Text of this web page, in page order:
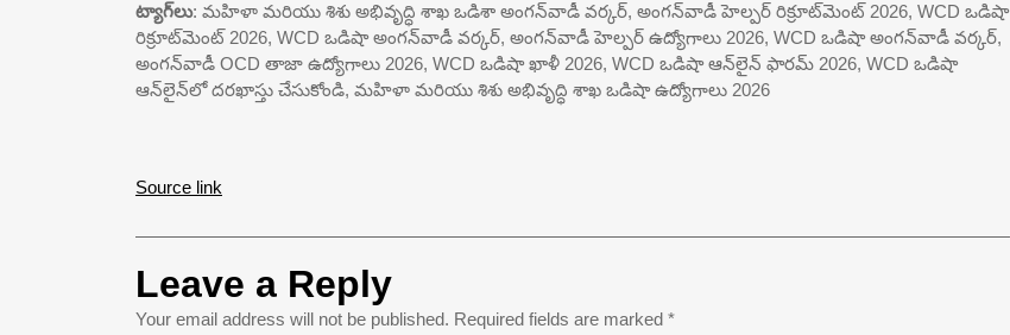
ట్యాగ్‌లు: మహిళా మరియు శిశు అభివృద్ధి శాఖ ఒడిశా అంగన్‌వాడీ వర్కర్, అంగన్‌వాడీ హెల్పర్ రిక్రూట్‌మెంట్ 2026, WCD ఒడిషా
రిక్రూట్‌మెంట్ 2026, WCD ఒడిషా అంగన్‌వాడీ వర్కర్, అంగన్‌వాడీ హెల్పర్ ఉద్యోగాలు 2026, WCD ఒడిషా అంగన్‌వాడీ వర్కర్,
అంగన్‌వాడీ OCD తాజా ఉద్యోగాలు 2026, WCD ఒడిషా ఖాళీ 2026, WCD ఒడిషా ఆన్‌లైన్ ఫారమ్ 2026, WCD ఒడిషా
ఆన్‌లైన్‌లో దరఖాస్తు చేసుకోండి, మహిళా మరియు శిశు అభివృద్ధి శాఖ ఒడిషా ఉద్యోగాలు 2026
Source link
Leave a Reply
Your email address will not be published. Required fields are marked *